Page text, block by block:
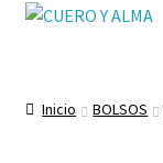
Ir
Ir
Inicio BOLSOS